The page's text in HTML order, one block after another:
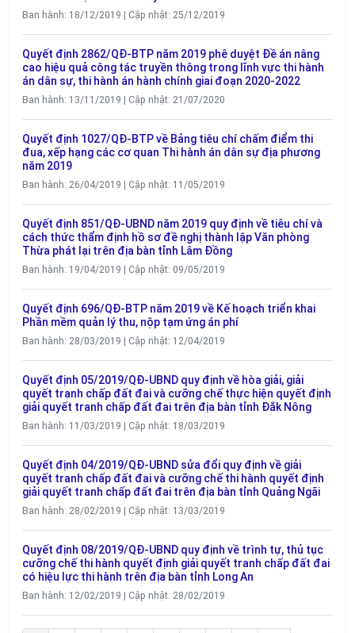
Ban hành: 18/12/2019 | Cập nhật: 25/12/2019
Quyết định 2862/QĐ-BTP năm 2019 phê duyệt Đề án nâng
cao hiệu quả công tác truyền thông trong lĩnh vực thi hành
án dân sự, thi hành án hành chính giai đoạn 2020-2022
Ban hành: 13/11/2019 | Cập nhật: 21/07/2020
Quyết định 1027/QĐ-BTP về Bảng tiêu chí chấm điểm thi
đua, xếp hạng các cơ quan Thi hành án dân sự địa phương
năm 2019
Ban hành: 26/04/2019 | Cập nhật: 11/05/2019
Quyết định 851/QĐ-UBND năm 2019 quy định về tiêu chí và
cách thức thẩm định hồ sơ đề nghị thành lập Văn phòng
Thừa phát lại trên địa bàn tỉnh Lâm Đồng
Ban hành: 19/04/2019 | Cập nhật: 09/05/2019
Quyết định 696/QĐ-BTP năm 2019 về Kế hoạch triển khai
Phần mềm quản lý thu, nộp tạm ứng án phí
Ban hành: 28/03/2019 | Cập nhật: 12/04/2019
Quyết định 05/2019/QĐ-UBND quy định về hòa giải, giải
quyết tranh chấp đất đai và cưỡng chế thực hiện quyết định
giải quyết tranh chấp đất đai trên địa bàn tỉnh Đắk Nông
Ban hành: 11/03/2019 | Cập nhật: 18/03/2019
Quyết định 04/2019/QĐ-UBND sửa đổi quy định về giải
quyết tranh chấp đất đai và cưỡng chế thi hành quyết định
giải quyết tranh chấp đất đai trên địa bàn tỉnh Quảng Ngãi
Ban hành: 28/02/2019 | Cập nhật: 13/03/2019
Quyết định 08/2019/QĐ-UBND quy định về trình tự, thủ tục
cưỡng chế thi hành quyết định giải quyết tranh chấp đất đai
có hiệu lực thi hành trên địa bàn tỉnh Long An
Ban hành: 12/02/2019 | Cập nhật: 28/02/2019